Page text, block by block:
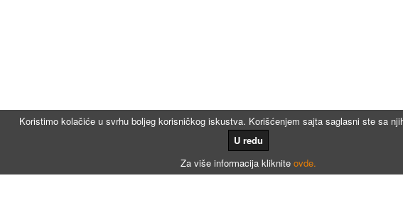
Koristimo kolačiće u svrhu boljeg korisničkog iskustva. Korišćenjem sajta saglasni ste sa
U redu
Za više informacija kliknite ovde.
Kalkulatori